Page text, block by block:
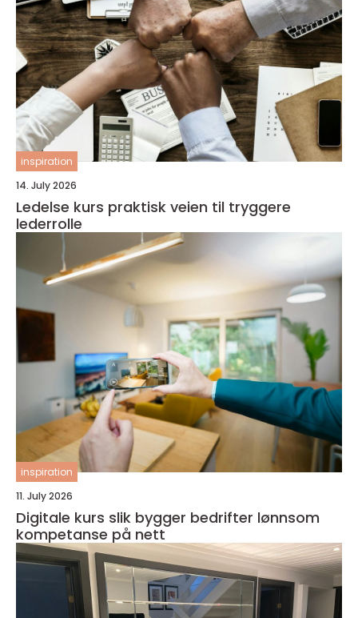
inspiration
14. July 2026
Ledelse kurs praktisk veien til tryggere
lederrolle
inspiration
11. July 2026
Digitale kurs slik bygger bedrifter lønnsom
kompetanse på nett